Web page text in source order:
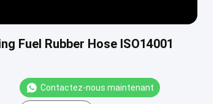
Fuel Rubber Hose ISO14001
Contactez-nous maintenant